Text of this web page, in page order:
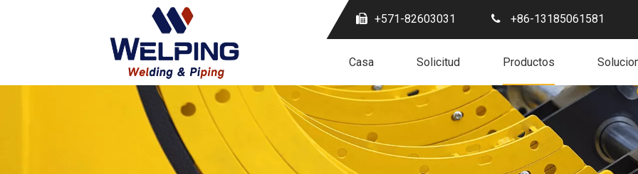
+571-82603031 +86-13185061581
Casa Solicitud Productos